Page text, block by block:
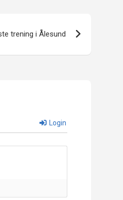
trening i Ålesund
Login